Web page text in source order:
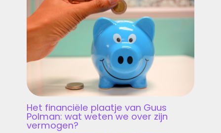
Het financiële plaatje van Guus
Polman: wat weten we over zijn
vermogen?